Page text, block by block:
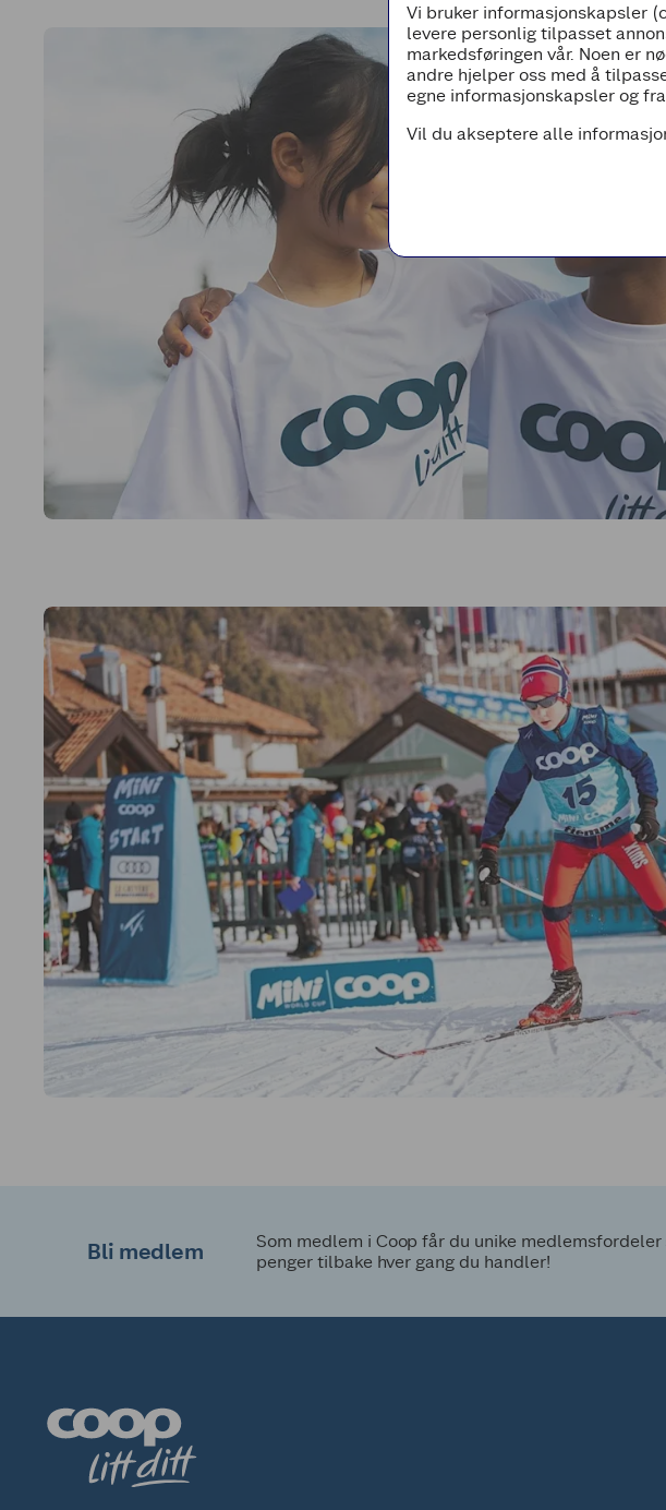
Bli medlem
Som medlem i Coop får du unike
penger tilbake hver gang du handler!
Vi bruker informasjonskapsler
levere personlig tilpasset
markedsføringen vår. Noen er
andre hjelper oss med å
egne informasjonskapsler og
Vil du akseptere alle